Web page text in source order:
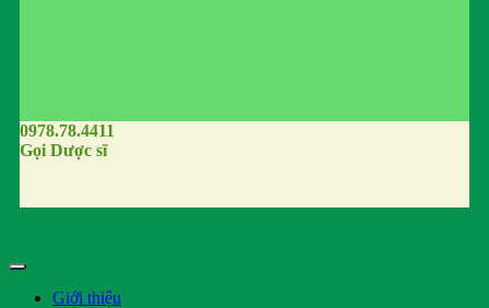
0978.78.4411
Gọi Dược sĩ
Giới thiệu